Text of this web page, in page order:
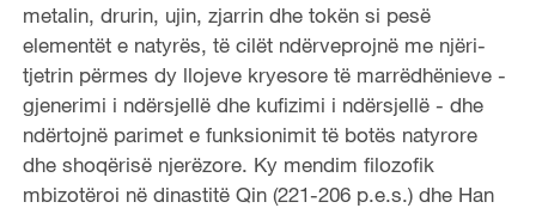
metalin, drurin, ujin, zjarrin dhe tokën si pesë
elementët e natyrës, të cilët ndërveprojnë me njëri-
tjetrin përmes dy llojeve kryesore të marrëdhënieve -
gjenerimi i ndërsjellë dhe kufizimi i ndërsjellë - dhe
ndërtojnë parimet e funksionimit të botës natyrore
dhe shoqërisë njerëzore. Ky mendim filozofik
mbizotëroi në dinastitë Qin (221-206 p.e.s.) dhe Han